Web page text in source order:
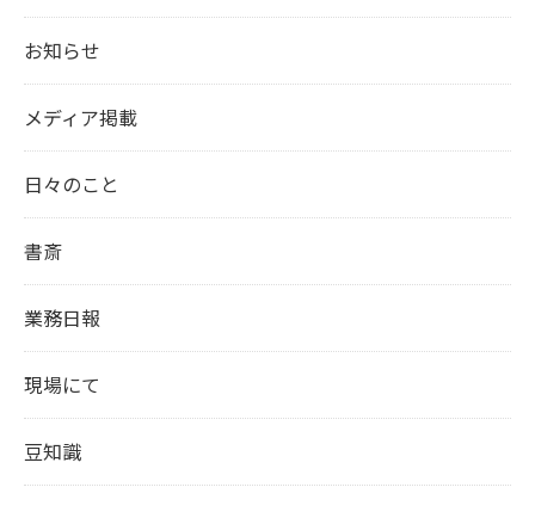
お知らせ
メディア掲載
日々のこと
書斎
業務日報
現場にて
豆知識